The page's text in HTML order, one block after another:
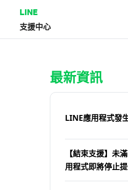
LINE
支援中心
最新資訊
LINE應用程式發
【結束支援】
用程式即將停止